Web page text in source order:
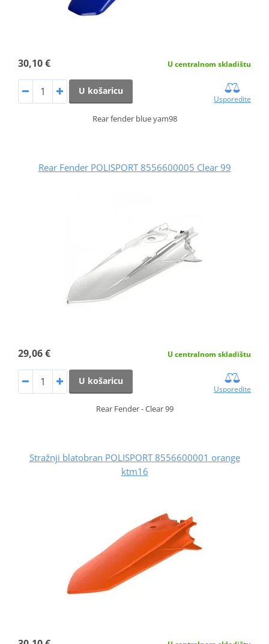
30,10 € U centralnom skladištu
U košaricu
Usporedite
Rear fender blue yam98
Rear Fender POLISPORT 8556600005 Clear 99
29,06 € U centralnom skladištu
U košaricu
Usporedite
Rear Fender - Clear 99
Stražnji blatobran POLISPORT 8556600001 orange
ktm16